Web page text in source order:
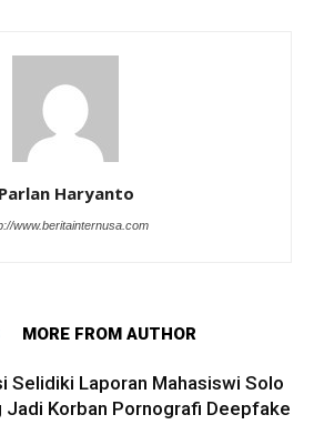
Parlan Haryanto
www.beritainternusa.com
MORE FROM AUTHOR
Selidiki Laporan Mahasiswi Solo
Jadi Korban Pornografi Deepfake